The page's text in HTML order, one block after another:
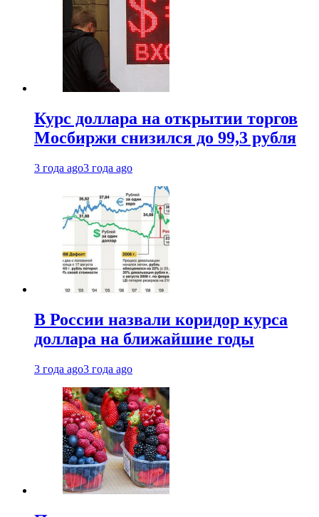
Курс доллара на открытии торгов
Мосбиржи снизился до 99,3 рубля
3 года ago3 года ago
В России назвали коридор курса
доллара на ближайшие годы
3 года ago3 года ago